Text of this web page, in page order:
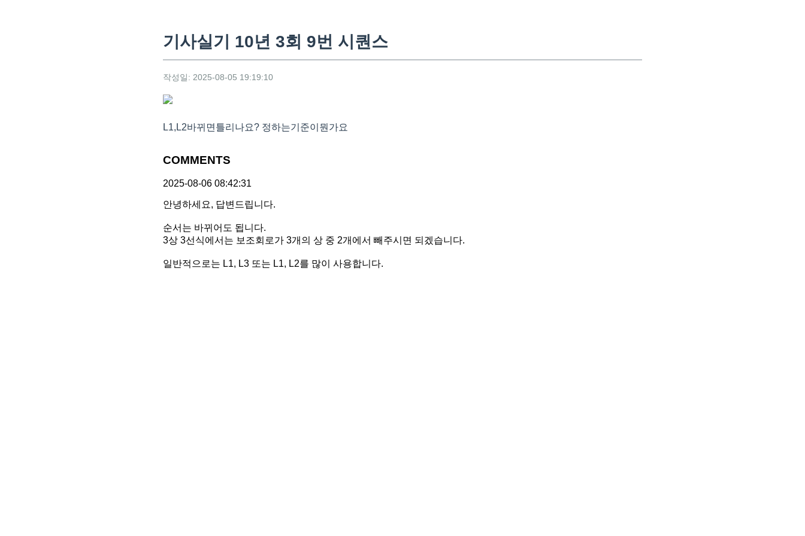
기사실기 10년 3회 9번 시퀀스
작성일: 2025-08-05 19:19:10
L1,L2바뀌면틀리나요? 정하는기준이뭔가요
COMMENTS
2025-08-06 08:42:31
안녕하세요, 답변드립니다.
순서는 바뀌어도 됩니다.
3상 3선식에서는 보조회로가 3개의 상 중 2개에서 빼주시면 되겠습니다.
일반적으로는 L1, L3 또는 L1, L2를 많이 사용합니다.